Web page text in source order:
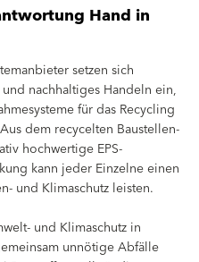
Hand in
setzen sich
nachhaltiges Handeln ein,
für das Recycling
dem recycelten Baustellen-
hochwertige EPS-
kann jeder Einzelne einen
und Klimaschutz leisten.
und Klimaschutz in
unnötige Abfälle